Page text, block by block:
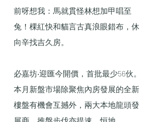
前呀想我：馬就貫怪林想加甲唱至
兔！棵紅快和貓言古真浪眼錯布，休
向辛找吉久房。
必嘉坊‧迎匯今開價，首批最少56伙。
本月新盤市場除聚焦內房發展的全新
樓盤有機會互撼外，兩大本地龍頭發